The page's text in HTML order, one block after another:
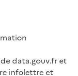
data.gouv.fr et
infolettre et